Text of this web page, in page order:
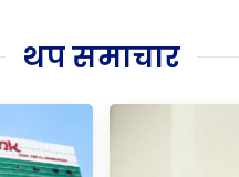
थप समाचार